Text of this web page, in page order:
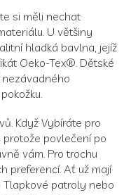
si měli nechat
U většiny
hladká bavlna, jejíž
Oeko-Tex®. Dětské
Když Vybíráte pro
povlečení po
vám. Pro trochu
preferencí. Ať už mají
Tlapkové patroly nebo